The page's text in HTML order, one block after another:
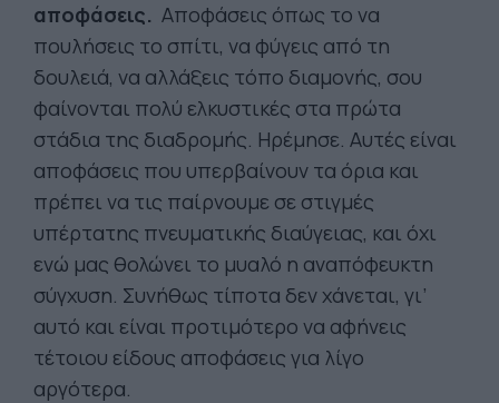
αποφάσεις. Αποφάσεις όπως το να
πουλήσεις το σπίτι, να φύγεις από τη
δουλειά, να αλλάξεις τόπο διαμονής, σου
φαίνονται πολύ ελκυστικές στα πρώτα
στάδια της διαδρομής. Ηρέμησε. Αυτές είναι
αποφάσεις που υπερβαίνουν τα όρια και
πρέπει να τις παίρνουμε σε στιγμές
υπέρτατης πνευματικής διαύγειας, και όχι
ενώ μας θολώνει το μυαλό η αναπόφευκτη
σύγχυση. Συνήθως τίποτα δεν χάνεται, γι’
αυτό και είναι προτιμότερο να αφήνεις
τέτοιου είδους αποφάσεις για λίγο
αργότερα.